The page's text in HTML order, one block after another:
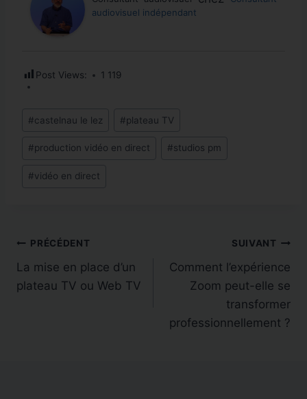
formation,…
LIRE LA SUITE
audiovisuel indépendant
Post Views: 1 119
la
#castelnau le lez #plateau TV
#production vidéo en direct #studios pm
#vidéo en direct
Navigation
de
PRÉCÉDENT
La mise en place d’un
plateau TV ou Web TV
SUIVANT
Comment l’expérience
Zoom peut-elle se
transformer
professionnellement ?